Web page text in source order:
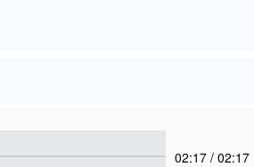
Current
02:17 / 02:17